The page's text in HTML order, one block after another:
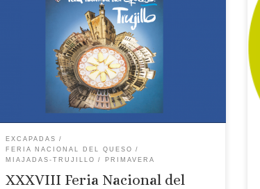
Feria del Queso de Trujillo 2024
EXCAPADAS
FERIA NACIONAL DEL QUESO
MIAJADAS-TRUJILLO
PRIMAVERA
XXXVIII Feria Nacional del